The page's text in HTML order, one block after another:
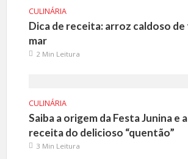
CULINÁRIA
Dica de receita: arroz caldoso
mar
2 Min Leitura
CULINÁRIA
Saiba a origem da Festa Junina e
receita do delicioso “quentão”
3 Min Leitura